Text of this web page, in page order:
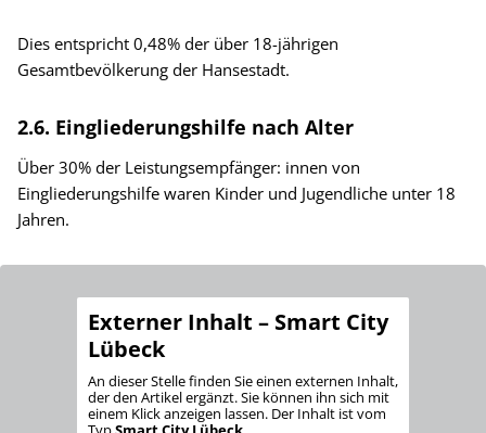
Dies entspricht 0,48% der über 18-jährigen
Gesamtbevölkerung der Hansestadt.
2.6. Eingliederungshilfe nach Alter
Über 30% der Leistungsempfänger: innen von
Eingliederungshilfe waren Kinder und Jugendliche unter 18
Jahren.
Externer Inhalt – Smart City
Lübeck
An dieser Stelle finden Sie einen externen Inhalt,
der den Artikel ergänzt. Sie können ihn sich mit
einem Klick anzeigen lassen. Der Inhalt ist vom